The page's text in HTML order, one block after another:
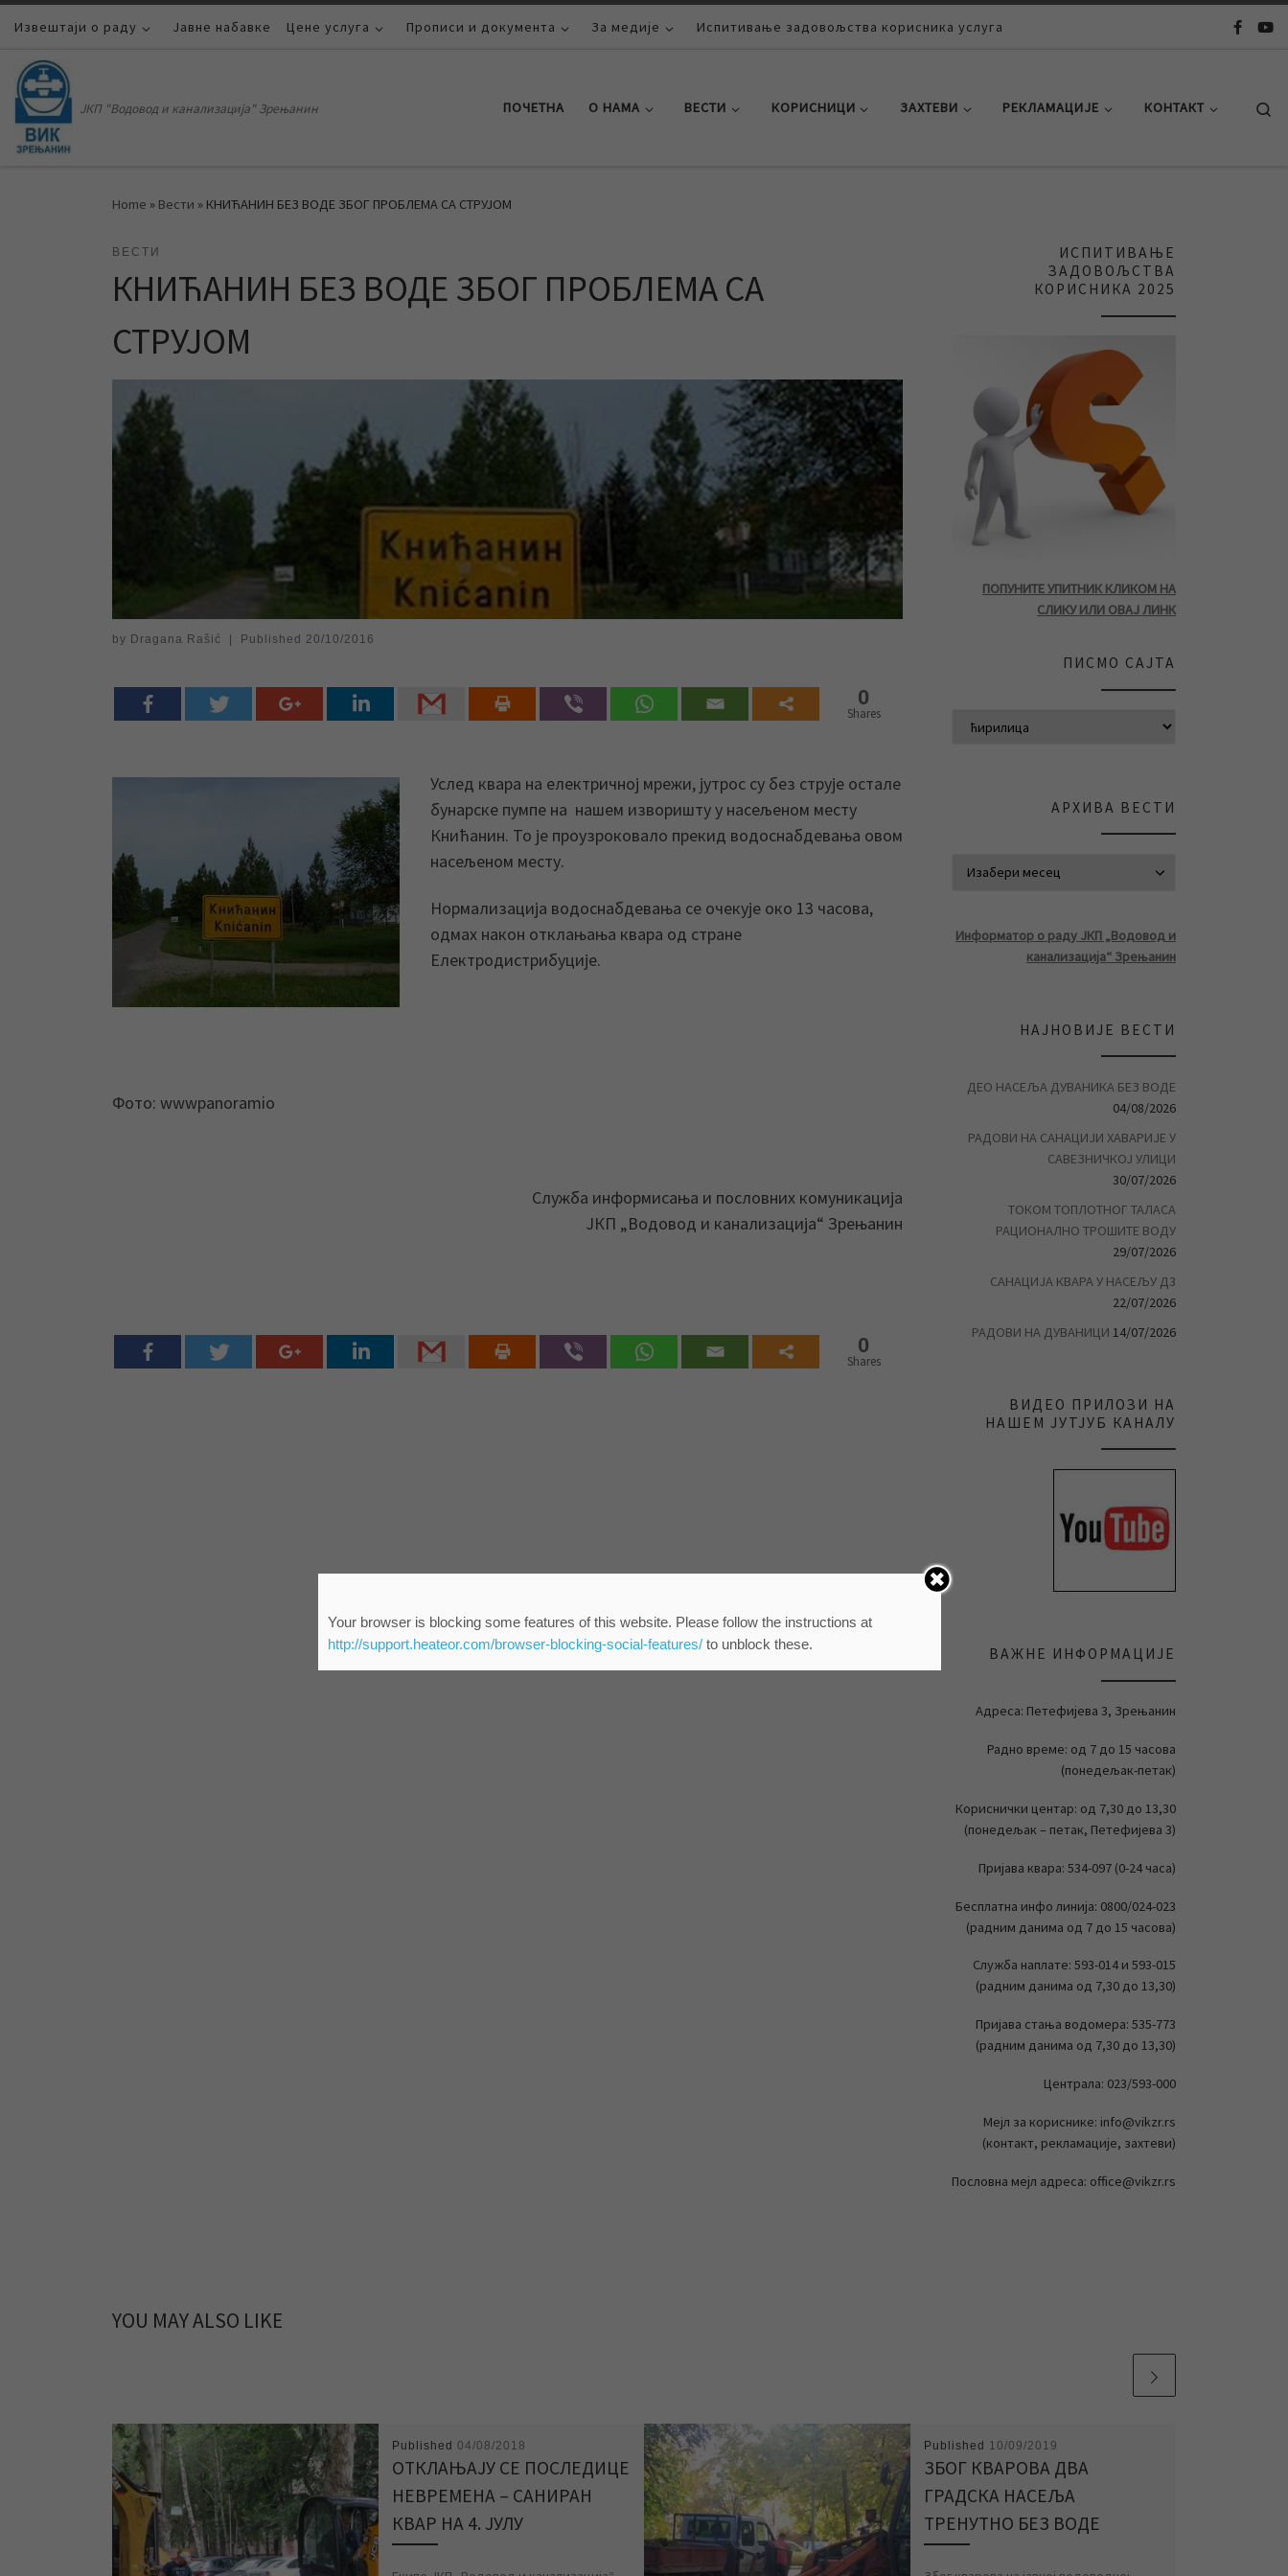
Skip to content
Извештаји о раду Јавне набавке Цене услуга Прописи и документа За медије Испитивање задовољства корисника услуга
ЈКП "Водовод и канализација" Зрењанин ПОЧЕТНА О НАМА ВЕСТИ КОРИСНИЦИ ЗАХТЕВИ РЕКЛАМАЦИЈЕ КОНТАКТ
Home » Вести » КНИЋАНИН БЕЗ ВОДЕ ЗБОГ ПРОБЛЕМА СА СТРУЈОМ
ВЕСТИ
КНИЋАНИН БЕЗ ВОДЕ ЗБОГ ПРОБЛЕМА СА
СТРУЈОМ
by Dragana Rašić Published 20/10/2016
0
Shares
Услед квара на електричној мрежи, јутрос су без струје остале
бунарске пумпе на нашем изворишту у насељеном месту
Книћанин. То је проузроковало прекид водоснабдевања овом
насељеном месту.
Нормализација водоснабдевања се очекује око 13 часова,
одмах након отклањања квара од стране
Електродистрибуције.
Фото: wwwpanoramio
Служба информисања и пословних комуникација
ЈКП „Водовод и канализација“ Зрењанин
0
Shares
YOU MAY ALSO LIKE
Published 04/08/2018
ОТКЛАЊАЈУ СЕ ПОСЛЕДИЦЕ
НЕВРЕМЕНА – САНИРАН
КВАР НА 4. ЈУЛУ
Published 10/09/2019
ЗБОГ КВАРОВА ДВА
ГРАДСКА НАСЕЉА
ТРЕНУТНО БЕЗ ВОДЕ
ИСПИТИВАЊЕ
ЗАДОВОЉСТВА
КОРИСНИКА 2025
ПОПУНИТЕ УПИТНИК КЛИКОМ НА
СЛИКУ ИЛИ ОВАЈ ЛИНК
ПИСМО САЈТА
АРХИВА ВЕСТИ
Информатор о раду ЈКП „Водовод и
канализација“ Зрењанин
НАЈНОВИЈЕ ВЕСТИ
ДЕО НАСЕЉА ДУВАНИКА БЕЗ ВОДЕ
04/08/2026
РАДОВИ НА САНАЦИЈИ ХАВАРИЈЕ У
САВЕЗНИЧКОЈ УЛИЦИ
30/07/2026
ТОКОМ ТОПЛОТНОГ ТАЛАСА
РАЦИОНАЛНО ТРОШИТЕ ВОДУ
29/07/2026
САНАЦИЈА КВАРА У НАСЕЉУ Д3
22/07/2026
РАДОВИ НА ДУВАНИЦИ 14/07/2026
ВИДЕО ПРИЛОЗИ НА
НАШЕМ ЈУТЈУБ КАНАЛУ
ВАЖНЕ ИНФОРМАЦИЈЕ
Адреса: Петефијева 3, Зрењанин
Радно време: од 7 до 15 часова
(понедељак-петак)
Кориснички центар: од 7,30 до 13,30
(понедељак – петак, Петефијева 3)
Пријава квара: 534-097 (0-24 часа)
Бесплатна инфо линија: 0800/024-023
(радним данима од 7 до 15 часова)
Служба наплате: 593-014 и 593-015
(радним данима од 7,30 до 13,30)
Пријава стања водомера: 535-773
(радним данима од 7,30 до 13,30)
Централа: 023/593-000
Мејл за кориснике: info@vikzr.rs
(контакт, рекламације, захтеви)
Пословна мејл адреса: office@vikzr.rs
Your browser is blocking some features of this website. Please follow the instructions at
http://support.heateor.com/browser-blocking-social-features/to unblock these.